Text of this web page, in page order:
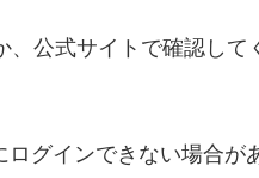
公式サイトで確認して
グインできない場合が